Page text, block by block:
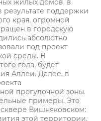
жилых домов, в
результате поддержки
края, огромной
в городскую
абсолютно
под проект
среды. В
года, будет
Аллеи. Далее, в
прогулочной зоны.
примеры. Это
сквере Вишняковском:
этой территории.